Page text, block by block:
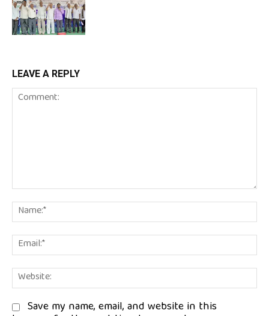
LEAVE A REPLY
Comment:
Save my name, email, and website in this